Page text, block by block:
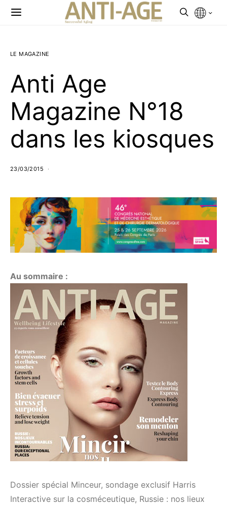
LE MAGAZINE
Anti Age
Magazine N°18
dans les kiosques
23/03/2015
Au sommaire :
Dossier spécial Minceur, sondage exclusif Harris
Interactive sur la cosméceutique, Russie : nos lieux